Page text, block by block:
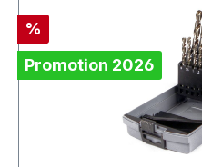
Rabatt
%
Promotion 2026